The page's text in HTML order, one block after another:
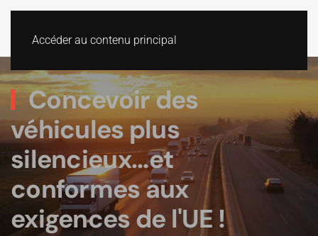
Accéder au contenu principal
Concevoir des
véhicules plus
silencieux...et
conformes aux
exigences de l'UE !